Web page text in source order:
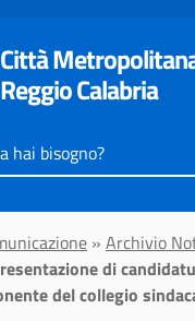
Città
Reggio Calabria
» Archivio
di
del collegio